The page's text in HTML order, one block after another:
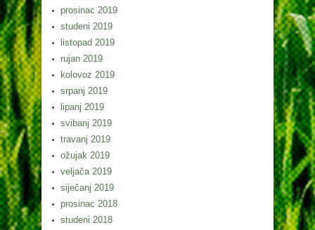
prosinac 2019
studeni 2019
listopad 2019
rujan 2019
kolovoz 2019
srpanj 2019
lipanj 2019
svibanj 2019
travanj 2019
ožujak 2019
veljača 2019
siječanj 2019
prosinac 2018
studeni 2018